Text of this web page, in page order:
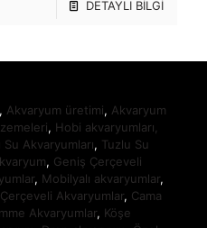
DETAYLI BİLGİ
, Akvaryum üretimi, Akvaryum
, Hobi akvaryumları,
Su Akvaryumları, Tuzlu Su
, Geniş Çerçeveli
, Mobilyalı akvaryumlar,
Akvaryumlar, Cama
Akvaryumlar, Köşe